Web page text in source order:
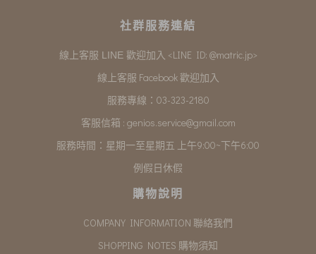
社群服務連結
線上客服 LINE 歡迎加入 <LINE ID: @matric.jp>
線上客服 Facebook 歡迎加入
服務專線：03-323-2180
客服信箱 : genios.service@gmail.com
服務時間：星期一至星期五 上午9:00~下午6:00
例假日休假
購物說明
COMPANY INFORMATION 聯絡我們
SHOPPING NOTES 購物須知